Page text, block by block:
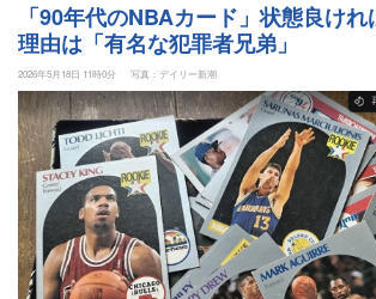
「90年代のNBAカード」状態良け
理由は「有名な犯罪者兄弟」
2026年5月18日 11時0分 写真：デイリー新潮